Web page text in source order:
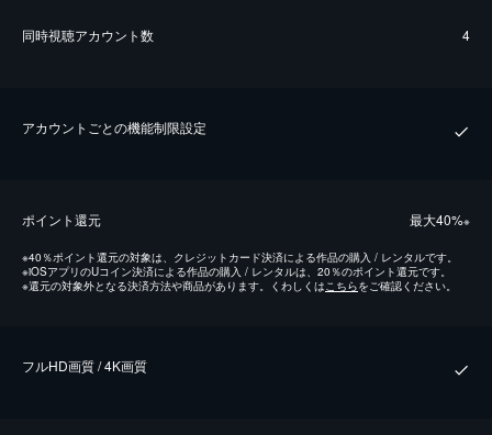
同時視聴アカウント数 4
アカウントごとの機能制限設定
ポイント還元 最⼤40%※
※40％ポイント還元の対象は、クレジットカード決済による作品の購入 / レンタルです。
※iOSアプリのUコイン決済による作品の購入 / レンタルは、20％のポイント還元です。
※還元の対象外となる決済方法や商品があります。くわしくは こちらをご確認ください。
フルHD画質 / 4K画質